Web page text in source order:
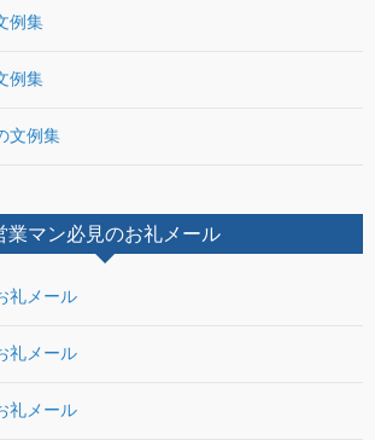
例集
例集
文例集
業マン必見のお礼メール
礼メール
礼メール
礼メール